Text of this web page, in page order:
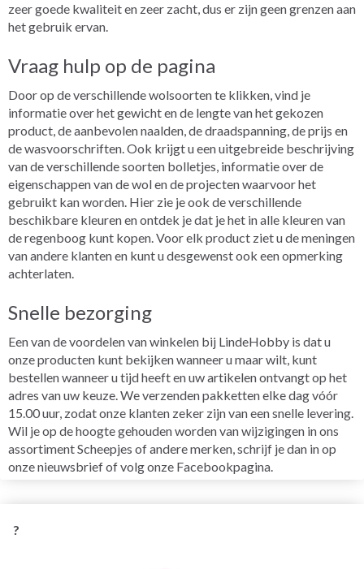
zeer goede kwaliteit en zeer zacht, dus er zijn geen grenzen aan
het gebruik ervan.
Vraag hulp op de pagina
Door op de verschillende wolsoorten te klikken, vind je
informatie over het gewicht en de lengte van het gekozen
product, de aanbevolen naalden, de draadspanning, de prijs en
de wasvoorschriften. Ook krijgt u een uitgebreide beschrijving
van de verschillende soorten bolletjes, informatie over de
eigenschappen van de wol en de projecten waarvoor het
gebruikt kan worden. Hier zie je ook de verschillende
beschikbare kleuren en ontdek je dat je het in alle kleuren van
de regenboog kunt kopen. Voor elk product ziet u de meningen
van andere klanten en kunt u desgewenst ook een opmerking
achterlaten.
Snelle bezorging
Een van de voordelen van winkelen bij LindeHobby is dat u
onze producten kunt bekijken wanneer u maar wilt, kunt
bestellen wanneer u tijd heeft en uw artikelen ontvangt op het
adres van uw keuze. We verzenden pakketten elke dag vóór
15.00 uur, zodat onze klanten zeker zijn van een snelle levering.
Wil je op de hoogte gehouden worden van wijzigingen in ons
assortiment Scheepjes of andere merken, schrijf je dan in op
onze nieuwsbrief of volg onze Facebookpagina.
?